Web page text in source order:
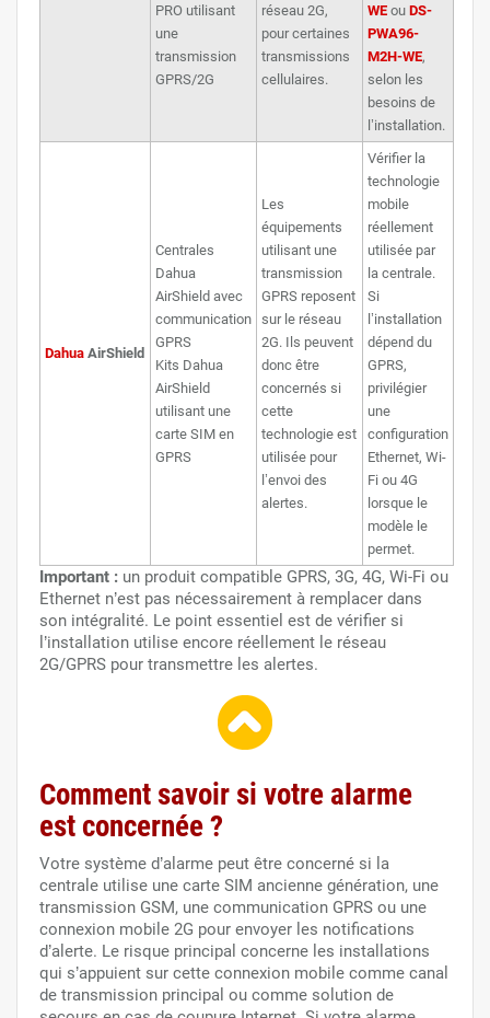
PRO utilisant
une
transmission
GPRS/2G
réseau 2G,
pour certaines
transmissions
cellulaires.
WE ou DS-
PWA96-
M2H-WE,
selon les
besoins de
l’installation.
Dahua AirShield
Centrales
Dahua
AirShield avec
communication
GPRS
Kits Dahua
AirShield
utilisant une
carte SIM en
GPRS
Les
équipements
utilisant une
transmission
GPRS reposent
sur le réseau
2G. Ils peuvent
donc être
concernés si
cette
technologie est
utilisée pour
l’envoi des
alertes.
Vérifier la
technologie
mobile
réellement
utilisée par
la centrale.
Si
l’installation
dépend du
GPRS,
privilégier
une
configuration
Ethernet, Wi-
Fi ou 4G
lorsque le
modèle le
permet.
Important : un produit compatible GPRS, 3G, 4G, Wi-Fi ou
Ethernet n’est pas nécessairement à remplacer dans
son intégralité. Le point essentiel est de vérifier si
l’installation utilise encore réellement le réseau
2G/GPRS pour transmettre les alertes.
Comment savoir si votre alarme
est concernée ?
Votre système d’alarme peut être concerné si la
centrale utilise une carte SIM ancienne génération, une
transmission GSM, une communication GPRS ou une
connexion mobile 2G pour envoyer les notifications
d’alerte. Le risque principal concerne les installations
qui s’appuient sur cette connexion mobile comme canal
de transmission principal ou comme solution de